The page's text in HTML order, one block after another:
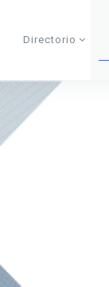
Directorio